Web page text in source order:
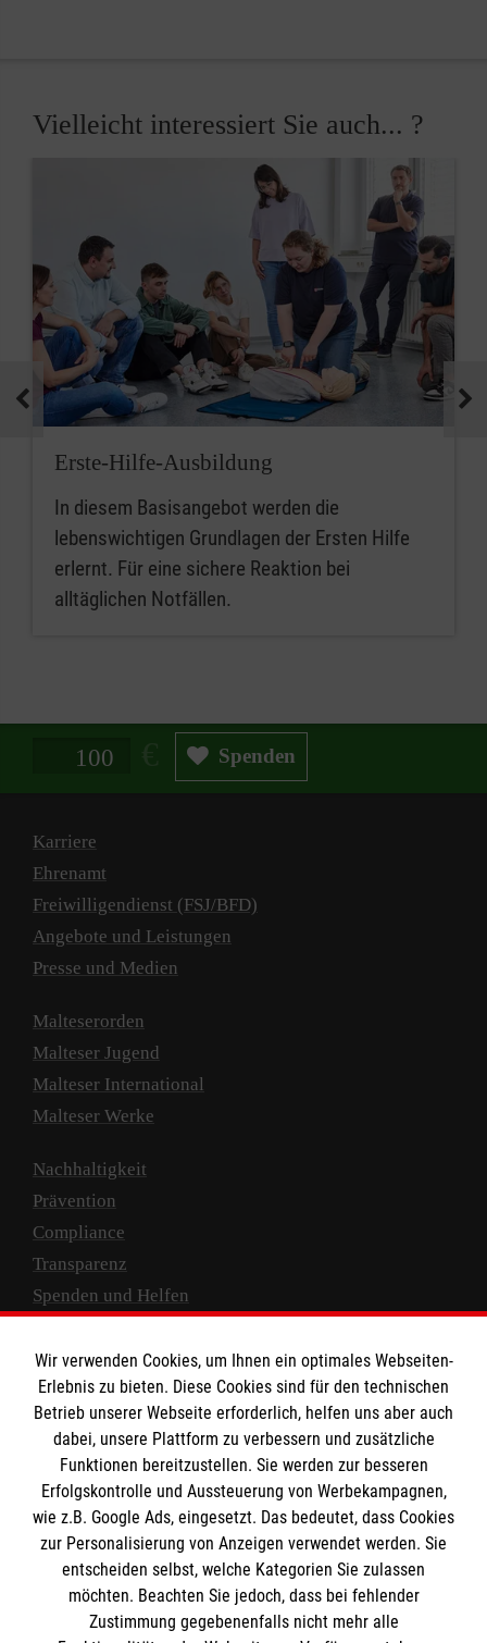
Vielleicht interessiert Sie auch... ?
Erste-Hilfe-Ausbildung
In diesem Basisangebot werden die
lebenswichtigen Grundlagen der Ersten Hilfe
erlernt. Für eine sichere Reaktion bei
alltäglichen Notfällen.
Spendenbetrag in Euro Spenden
Karriere
Ehrenamt
Freiwilligendienst (FSJ/BFD)
Angebote und Leistungen
Presse und Medien
Malteserorden
Malteser Jugend
Malteser International
Malteser Werke
Nachhaltigkeit
Prävention
Compliance
Transparenz
Spenden und Helfen
Empfänger: Malteser Hilfsdienst e.V.
IBAN: DE10 3706 0120 1201 2000 12
BIC: GENODED 1PA7
Wir verwenden Cookies, um Ihnen ein optimales Webseiten-
Erlebnis zu bieten. Diese Cookies sind für den technischen
Betrieb unserer Webseite erforderlich, helfen uns aber auch
dabei, unsere Plattform zu verbessern und zusätzliche
Funktionen bereitzustellen. Sie werden zur besseren
Erfolgskontrolle und Aussteuerung von Werbekampagnen,
wie z.B. Google Ads, eingesetzt. Das bedeutet, dass Cookies
zur Personalisierung von Anzeigen verwendet werden. Sie
entscheiden selbst, welche Kategorien Sie zulassen
möchten. Beachten Sie jedoch, dass bei fehlender
Zustimmung gegebenenfalls nicht mehr alle